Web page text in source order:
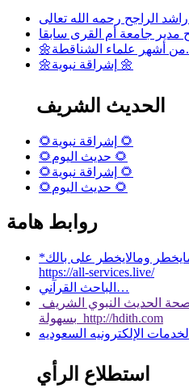
الراجح رحمه الله تعالى
مدير جامعة أم القرى سابقا
🌼إشراقة نبوية 🌼
الحديث الشريف
🌻إشراقة نبوية 🌻
🌻حديث اليوم 🌻
🌻إشراقة نبوية 🌻
🌻حديث اليوم 🌻
روابط هامة
*موقع فيه كل شي* *مايخطر ومالايخطر على بالك*
https://all-services.live/
الباحث القرآني…
الحديث النبوي الشريف
بسهولة http://hdith.com
استطلاع الرأي